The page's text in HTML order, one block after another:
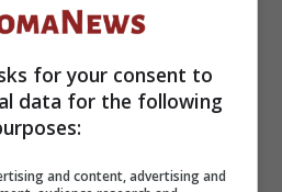
all’ultima giornata
la rottura del
anteriore del ginocchio
lo costringe a
for your consent to
data for the following
and content, advertising and